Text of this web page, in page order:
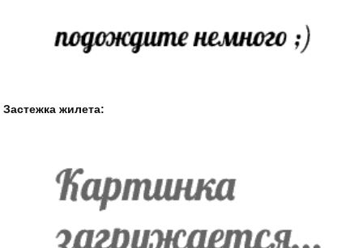
Застежка жилета: